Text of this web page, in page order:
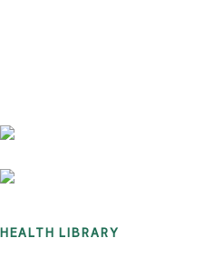
HEALTH LIBRARY